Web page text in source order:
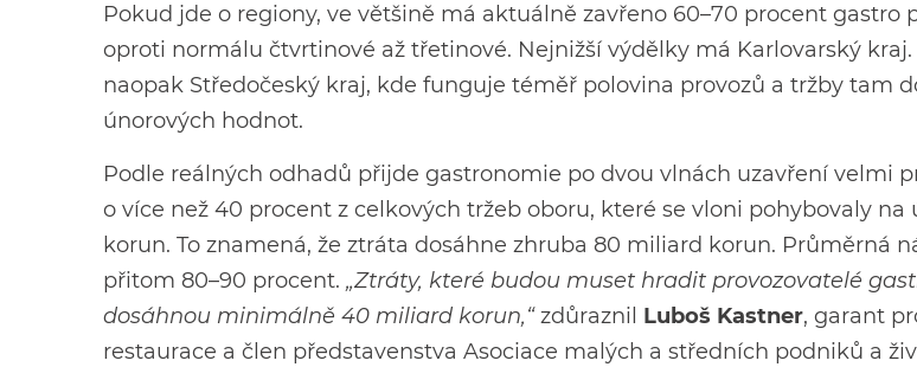
Pokud jde o regiony, ve většině má aktuálně zavřeno 60–70 procent gastro
oproti normálu čtvrtinové až třetinové. Nejnižší výdělky má Karlovarský
naopak Středočeský kraj, kde funguje téměř polovina provozů a tržby tam
únorových hodnot.
Podle reálných odhadů přijde gastronomie po dvou vlnách uzavření velmi
o více než 40 procent z celkových tržeb oboru, které se vloni pohybovaly na
korun. To znamená, že ztráta dosáhne zhruba 80 miliard korun. Průměrná
přitom 80–90 procent. „Ztráty, které budou muset hradit provozovatelé
dosáhnou minimálně 40 miliard korun,“zdůraznil Luboš Kastner, garant
restaurace a člen představenstva Asociace malých a středních podniků a